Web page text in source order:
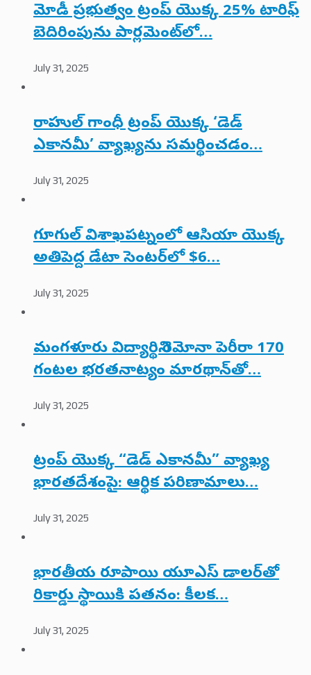
మోడీ ప్రభుత్వం ట్రంప్ యొక్క 25% టారిఫ్
బెదిరింపును పార్లమెంట్‌లో…
July 31, 2025
రాహుల్ గాంధీ ట్రంప్ యొక్క ‘డెడ్
ఎకానమీ’ వ్యాఖ్యను సమర్థించడం…
July 31, 2025
గూగుల్ విశాఖపట్నంలో ఆసియా యొక్క
అతిపెద్ద డేటా సెంటర్‌లో $6…
July 31, 2025
మంగళూరు విద్యార్థిని రెమోనా పెరీరా 170
గంటల భరతనాట్యం మారథాన్‌తో…
July 31, 2025
ట్రంప్ యొక్క “డెడ్ ఎకానమీ” వ్యాఖ్య
భారతదేశంపై: ఆర్థిక పరిణామాలు…
July 31, 2025
భారతీయ రూపాయి యూఎస్ డాలర్‌తో
రికార్డు స్థాయికి పతనం: కీలక…
July 31, 2025